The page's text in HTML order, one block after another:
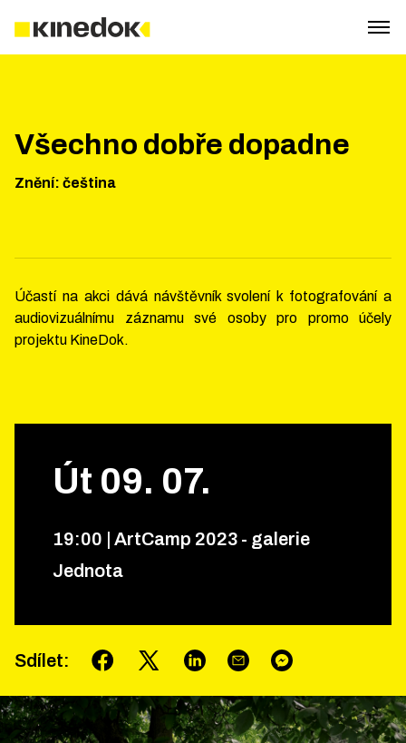
Všechno dobře dopadne
Znění: čeština
Účastí na akci dává návštěvník svolení k fotografování a
audiovizuálnímu záznamu své osoby pro promo účely
projektu KineDok.
Út 09. 07.
19:00
ArtCamp 2023 - galerie
Jednota
Sdílet: